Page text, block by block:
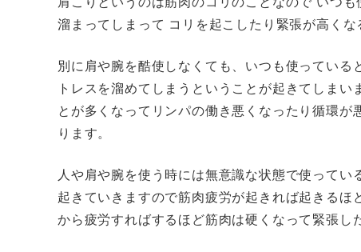
溜まってしまって コリを起こしたり緊張が高く
別に肩や腕を酷使しなくても、いつも使ってい
トレスを溜めてしまうということが起きてしま
とが多くなってリンパの働き悪くなったり循環
ります。
人や肩や腕を使う時には無意識な状態で使って
起きていきますので筋肉疲労が起きれば起きる
から疲労すればするほど筋肉は硬くなって緊張し